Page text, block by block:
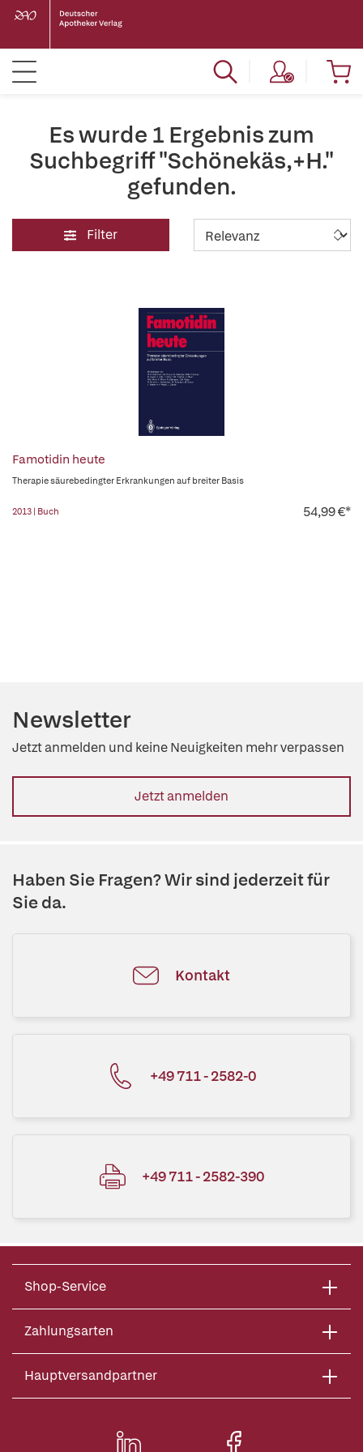
Es wurde 1 Ergebnis zum
Suchbegriff "Schönekäs,+H."
gefunden.
Filter
Famotidin heute
Therapie säurebedingter Erkrankungen auf breiter Basis
2013 | Buch 54,99 €*
Newsletter
Jetzt anmelden und keine Neuigkeiten mehr verpassen
Jetzt anmelden
Haben Sie Fragen? Wir sind jederzeit für
Sie da.
Kontakt
+49 711 - 2582-0
+49 711 - 2582-390
Shop-Service
Zahlungsarten
Hauptversandpartner